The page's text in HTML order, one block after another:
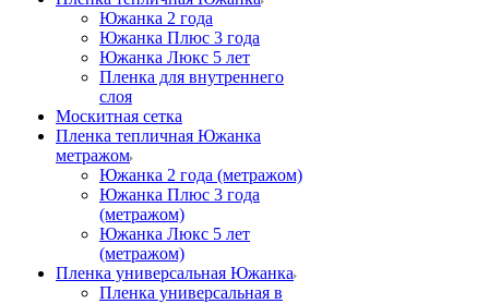
Южанка 2 года
Южанка Плюс 3 года
Южанка Люкс 5 лет
Пленка для внутреннего
слоя
Москитная сетка
Пленка тепличная Южанка
метражом
Южанка 2 года (метражом)
Южанка Плюс 3 года
(метражом)
Южанка Люкс 5 лет
(метражом)
Пленка универсальная Южанка
Пленка универсальная в